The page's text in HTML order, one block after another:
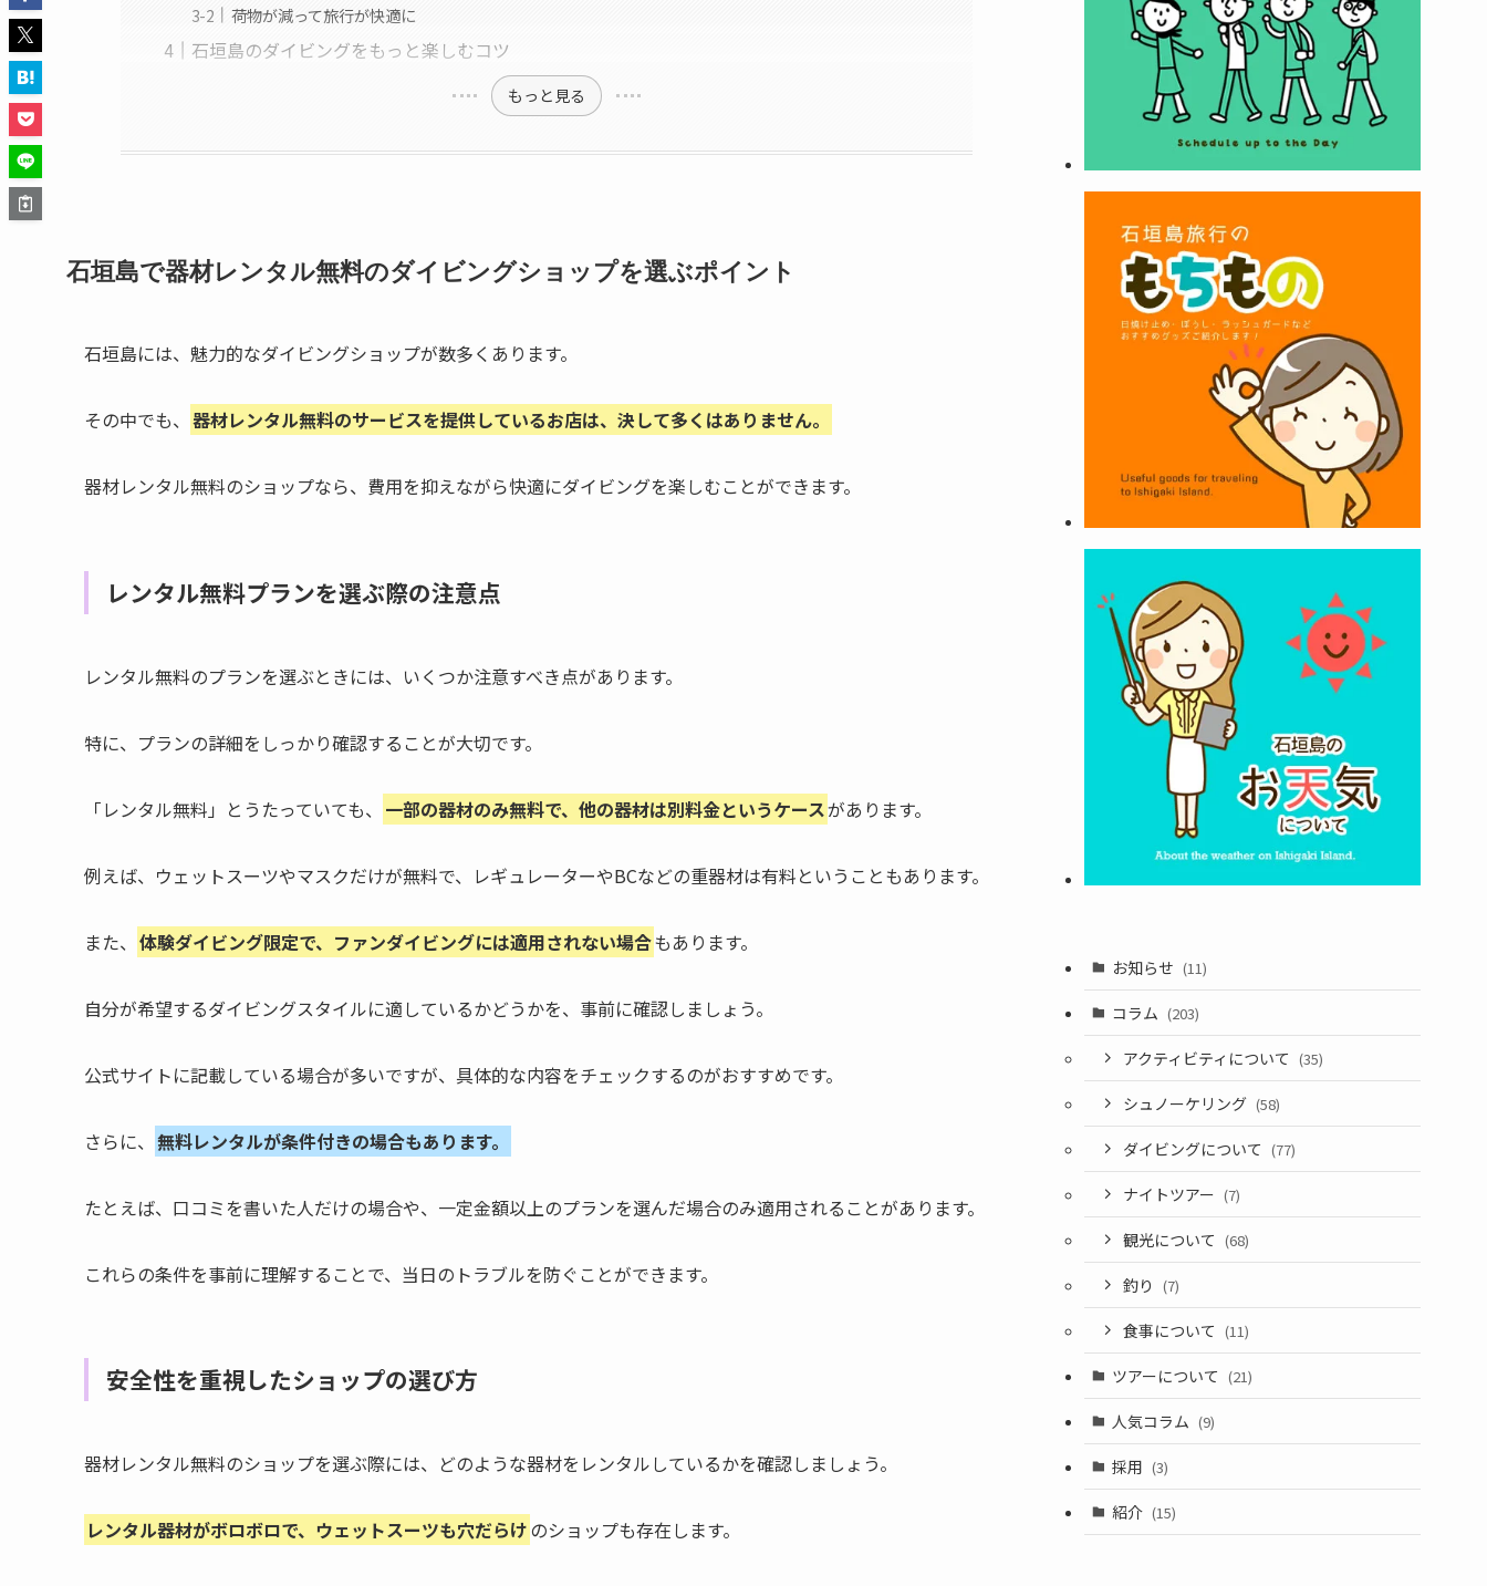
荷物が減って旅行が快適に
石垣島のダイビングをもっと楽しむコツ
もっと見る
石垣島で器材レンタル無料のダイビングショップを選ぶポイント
石垣島には、魅力的なダイビングショップが数多くあります。
その中でも、 器材レンタル無料のサービスを提供しているお店は、決して多くはありません。
器材レンタル無料のショップなら、費用を抑えながら快適にダイビングを楽しむことができます。
レンタル無料プランを選ぶ際の注意点
レンタル無料のプランを選ぶときには、いくつか注意すべき点があります。
特に、プランの詳細をしっかり確認することが大切です。
「レンタル無料」とうたっていても、 一部の器材のみ無料で、他の器材は別料金というケースがあります。
例えば、ウェットスーツやマスクだけが無料で、レギュレーターやBCなどの重器材は有料ということもあります。
また、 体験ダイビング限定で、ファンダイビングには適用されない場合もあります。
自分が希望するダイビングスタイルに適しているかどうかを、事前に確認しましょう。
公式サイトに記載している場合が多いですが、具体的な内容をチェックするのがおすすめです。
さらに、 無料レンタルが条件付きの場合もあります。
たとえば、口コミを書いた人だけの場合や、一定金額以上のプランを選んだ場合のみ適用されることがあります。
これらの条件を事前に理解することで、当日のトラブルを防ぐことができます。
安全性を重視したショップの選び方
器材レンタル無料のショップを選ぶ際には、どのような器材をレンタルしているかを確認しましょう。
レンタル器材がボロボロで、ウェットスーツも穴だらけのショップも存在します。
お知らせ (11)
コラム (203)
アクティビティについて (35)
シュノーケリング (58)
ダイビングについて (77)
ナイトツアー (7)
観光について (68)
釣り (7)
食事について (11)
ツアーについて (21)
人気コラム (9)
採用 (3)
紹介 (15)